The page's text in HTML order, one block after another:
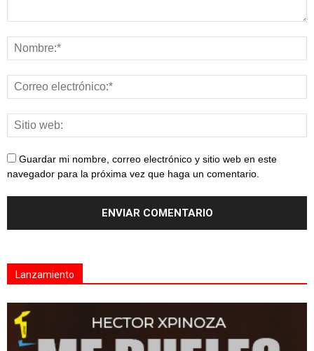
Guardar mi nombre, correo electrónico y sitio web en este
navegador para la próxima vez que haga un comentario.
Lanzamiento